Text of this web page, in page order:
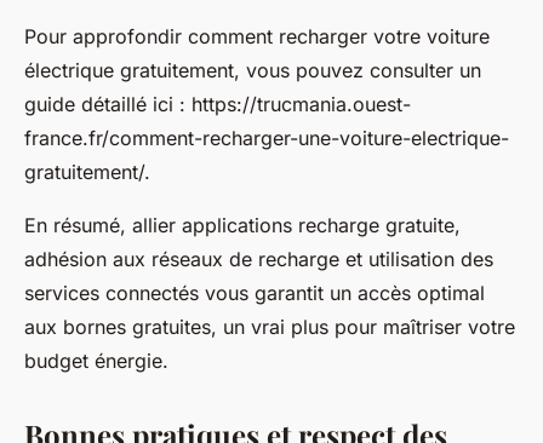
Pour approfondir comment recharger votre voiture
électrique gratuitement, vous pouvez consulter un
guide détaillé ici : https://trucmania.ouest-
france.fr/comment-recharger-une-voiture-electrique-
gratuitement/.
En résumé, allier applications recharge gratuite,
adhésion aux réseaux de recharge et utilisation des
services connectés vous garantit un accès optimal
aux bornes gratuites, un vrai plus pour maîtriser votre
budget énergie.
Bonnes pratiques et respect des